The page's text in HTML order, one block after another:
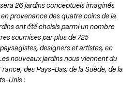
26 jardins conceptuels imaginés
provenance des quatre coins de la
ont été choisis parmi un nombre
soumises par plus de 725
designers et artistes, en
nouveaux jardins nous viennent du
des Pays-Bas, de la Suède, de la
Unis :